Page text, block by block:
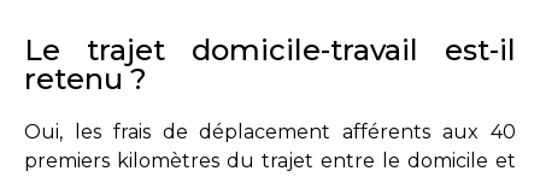
Le trajet domicile-travail est-il
retenu ?
Oui, les frais de déplacement afférents aux 40
premiers kilomètres du trajet entre le domicile et